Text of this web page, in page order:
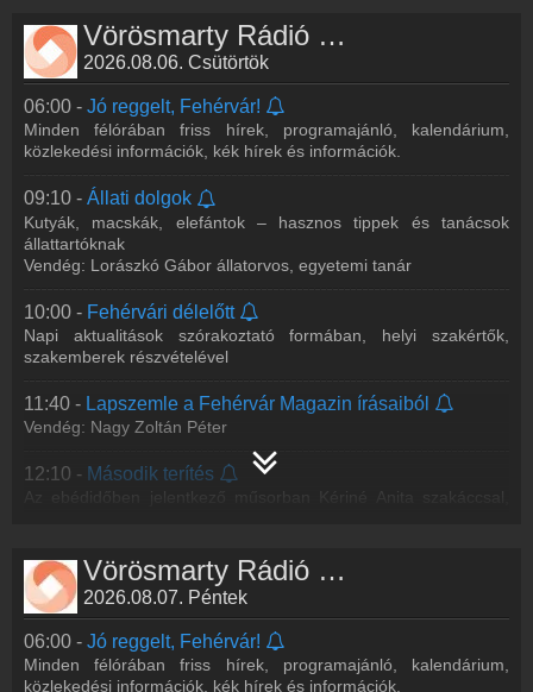
Vörösmarty Rádió műsorai
2026.08.06. Csütörtök
06:00 - Jó reggelt, Fehérvár!
Minden félórában friss hírek, programajánló, kalendárium,
közlekedési információk, kék hírek és információk.
09:10 - Állati dolgok
Kutyák, macskák, elefántok – hasznos tippek és tanácsok
állattartóknak
Vendég: Lorászkó Gábor állatorvos, egyetemi tanár
10:00 - Fehérvári délelőtt
Napi aktualitások szórakoztató formában, helyi szakértők,
szakemberek részvételével
11:40 - Lapszemle a Fehérvár Magazin írásaiból
Vendég: Nagy Zoltán Péter
12:10 - Második terítés
Az ebédidőben jelentkező műsorban Kériné Anita szakáccsal,
13:00 -Hírek félóránként
Székesfehérvár és adáskörzetünk közéleti, politikai, gazdasági,
kulturális információi
13:10 -A Városgondnokság műsora
Vörösmarty Rádió műsorai
2026.08.07. Péntek
06:00 - Jó reggelt, Fehérvár!
Minden félórában friss hírek, programajánló, kalendárium,
közlekedési információk, kék hírek és információk.